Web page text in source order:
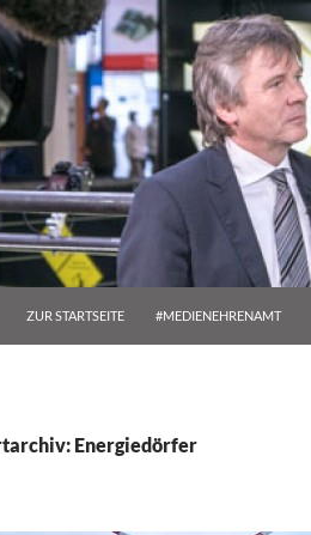
ZUR STARTSEITE #MEDIENEHRENAMT
Energiedörfer